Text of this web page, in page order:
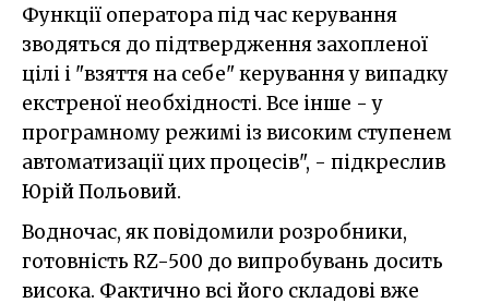
Функції оператора під час керування
зводяться до підтвердження захопленої
цілі і "взяття на себе" керування у випадку
екстреної необхідності. Все інше - у
програмному режимі із високим ступенем
автоматизації цих процесів", - підкреслив
Юрій Польовий.
Водночас, як повідомили розробники,
готовність RZ-500 до випробувань досить
висока. Фактично всі його складові вже